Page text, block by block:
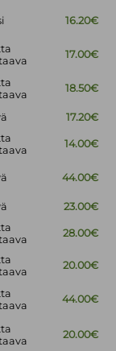
16.20€
17.00€
18.50€
17.20€
14.00€
44.00€
23.00€
28.00€
20.00€
44.00€
20.00€